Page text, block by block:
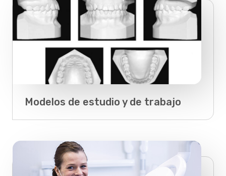
Modelos de estudio y de trabajo